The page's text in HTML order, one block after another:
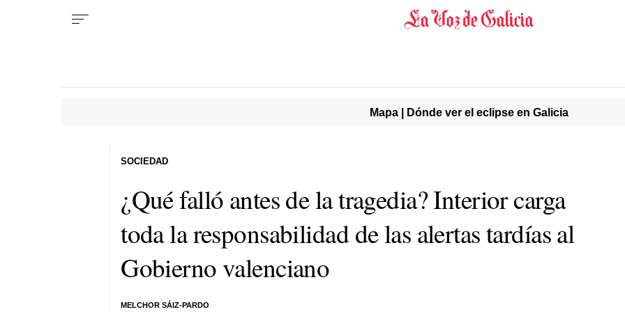
Mapa | Dónde ver el eclipse en Galicia
¿Qué falló antes de la tragedia? Interior carga
toda la responsabilidad de las alertas tardías al
Gobierno valenciano
MELCHOR SÁIZ-PARDO
SOCIEDAD